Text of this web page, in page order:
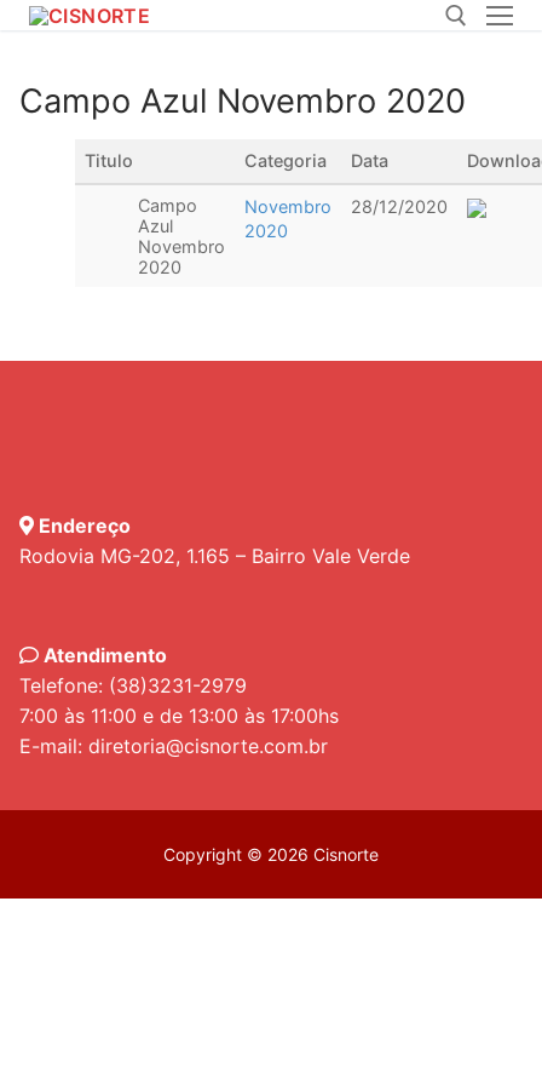
Pular
conteúdo
Pesquisar por:
Campo Azul Novembro 2020
Titulo Categoria Data
Campo
Azul
Novembro
2020
Novembro
2020
28/12/2020
Endereço
Rodovia MG-202, 1.165 – Bairro Vale Verde
Atendimento
Telefone: (38)3231-2979
7:00 às 11:00 e de 13:00 às 17:00hs
E-mail: diretoria@cisnorte.com.br
Copyright © 2026 Cisnorte